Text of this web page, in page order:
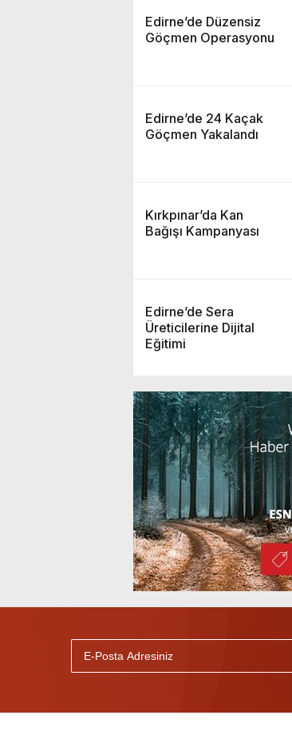
Edirne’de Düzensiz
Göçmen Operasyonu
Edirne’de 24 Kaçak
Göçmen Yakalandı
Kırkpınar’da Kan
Bağışı Kampanyası
Edirne’de Sera
Üreticilerine Dijital
Eğitimi